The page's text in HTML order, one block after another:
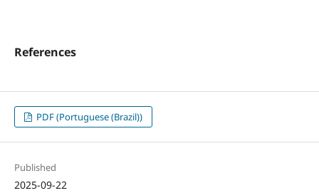
References
PDF (Portuguese (Brazil))
Published
2025-09-22